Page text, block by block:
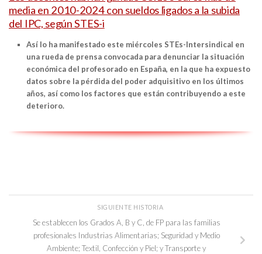
media en 2010-2024 con sueldos ligados a la subida
del IPC, según STES-i
Así lo ha manifestado este miércoles STEs-Intersindical en
una rueda de prensa convocada para denunciar la situación
económica del profesorado en España, en la que ha expuesto
datos sobre la pérdida del poder adquisitivo en los últimos
años, así como los factores que están contribuyendo a este
deterioro.
SIGUIENTE HISTORIA
Se establecen los Grados A, B y C, de FP para las familias
profesionales Industrias Alimentarias; Seguridad y Medio
Ambiente; Textil, Confección y Piel; y Transporte y